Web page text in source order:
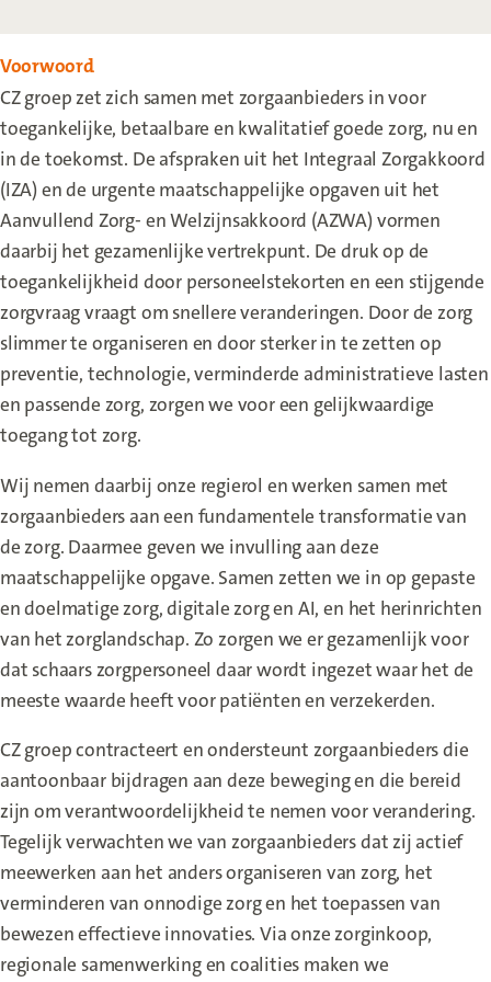
Voorwoord
CZ groep zet zich samen met zorgaanbieders in voor
toegankelijke, betaalbare en kwalitatief goede zorg, nu en
in de toekomst. De afspraken uit het Integraal Zorgakkoord
(IZA) en de urgente maatschappelijke opgaven uit het
Aanvullend Zorg- en Welzijnsakkoord (AZWA) vormen
daarbij het gezamenlijke vertrekpunt. De druk op de
toegankelijkheid door personeelstekorten en een stijgende
zorgvraag vraagt om snellere veranderingen. Door de zorg
slimmer te organiseren en door sterker in te zetten op
preventie, technologie, verminderde administratieve lasten
en passende zorg, zorgen we voor een gelijkwaardige
toegang tot zorg.
Wij nemen daarbij onze regierol en werken samen met
zorgaanbieders aan een fundamentele transformatie van
de zorg. Daarmee geven we invulling aan deze
maatschappelijke opgave. Samen zetten we in op gepaste
en doelmatige zorg, digitale zorg en AI, en het herinrichten
van het zorglandschap. Zo zorgen we er gezamenlijk voor
dat schaars zorgpersoneel daar wordt ingezet waar het de
meeste waarde heeft voor patiënten en verzekerden.
CZ groep contracteert en ondersteunt zorgaanbieders die
aantoonbaar bijdragen aan deze beweging en die bereid
zijn om verantwoordelijkheid te nemen voor verandering.
Tegelijk verwachten we van zorgaanbieders dat zij actief
meewerken aan het anders organiseren van zorg, het
verminderen van onnodige zorg en het toepassen van
bewezen effectieve innovaties. Via onze zorginkoop,
regionale samenwerking en coalities maken we